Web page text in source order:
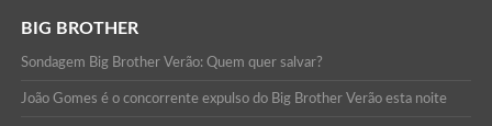
BIG BROTHER
Sondagem Big Brother Verão: Quem quer salvar?
João Gomes é o concorrente expulso do Big Brother Verão esta noite